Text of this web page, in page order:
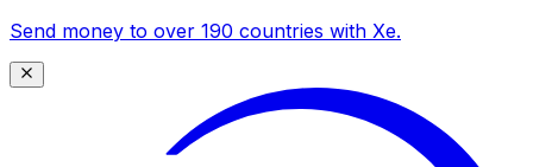
Send money to over 190 countries with Xe.